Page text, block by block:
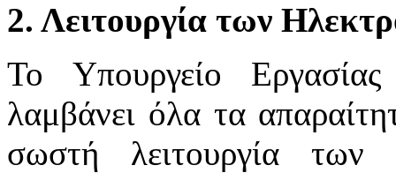
2. Λειτουργία των
Το Υπουργείο
λαμβάνει όλα τα
σωστή λειτουργία των